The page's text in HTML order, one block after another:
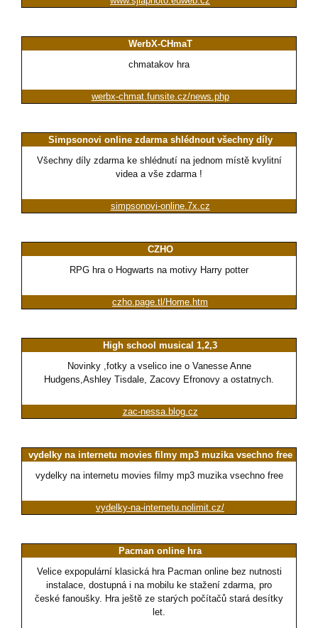
WerbX-CHmaT
chmatakov hra
werbx-chmat.funsite.cz/news.php
Simpsonovi online zdarma shlédnout všechny díly
Všechny díly zdarma ke shlédnutí na jednom místě kvylitní
videa a vše zdarma !
simpsonovi-online.7x.cz
CZHO
RPG hra o Hogwarts na motivy Harry potter
czho.page.tl/Home.htm
High school musical 1,2,3
Novinky ,fotky a vselico ine o Vanesse Anne
Hudgens,Ashley Tisdale, Zacovy Efronovy a ostatnych.
zac-nessa.blog.cz
vydelky na internetu movies filmy mp3 muzika vsechno free
vydelky na internetu movies filmy mp3 muzika vsechno free
vydelky-na-internetu.nolimit.cz/
Pacman online hra
Velice expopulární klasická hra Pacman online bez nutnosti
instalace, dostupná i na mobilu ke stažení zdarma, pro
české fanoušky. Hra ještě ze starých počítačů stará desítky
let.